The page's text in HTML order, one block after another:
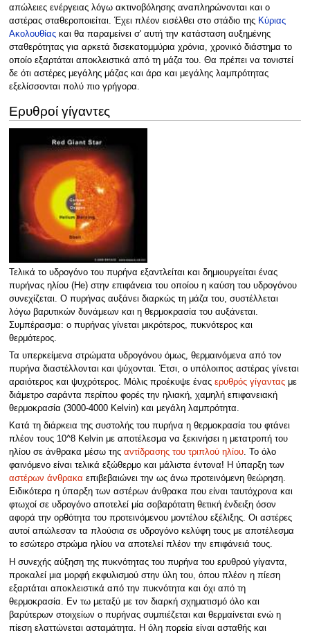
απώλειες ενέργειας λόγω ακτινοβόλησης αναπληρώνονται και ο
αστέρας σταθεροποιείται. Έχει πλέον εισέλθει στο στάδιο της Κύριας
Ακολουθίαςκαι θα παραμείνει σ' αυτή την κατάσταση αυξημένης
σταθερότητας για αρκετά δισεκατομμύρια χρόνια, χρονικό διάστημα το
οποίο εξαρτάται αποκλειστικά από τη μάζα του. Θα πρέπει να τονιστεί
δε ότι αστέρες μεγάλης μάζας και άρα και μεγάλης λαμπρότητας
εξελίσσονται πολύ πιο γρήγορα.
Ερυθροί γίγαντες
Τελικά το υδρογόνο του πυρήνα εξαντλείται και δημιουργείται ένας
πυρήνας ηλίου (He) στην επιφάνεια του οποίου η καύση του υδρογόνου
συνεχίζεται. Ο πυρήνας αυξάνει διαρκώς τη μάζα του, συστέλλεται
λόγω βαρυτικών δυνάμεων και η θερμοκρασία του αυξάνεται.
Συμπέρασμα: ο πυρήνας γίνεται μικρότερος, πυκνότερος και
θερμότερος.
Τα υπερκείμενα στρώματα υδρογόνου όμως, θερμαινόμενα από τον
πυρήνα διαστέλλονται και ψύχονται. Έτσι, ο υπόλοιπος αστέρας γίνεται
αραιότερος και ψυχρότερος. Μόλις προέκυψε ένας ερυθρός γίγαντας με
διάμετρο σαράντα περίπου φορές την ηλιακή, χαμηλή επιφανειακή
θερμοκρασία (3000-4000 Kelvin) και μεγάλη λαμπρότητα.
Κατά τη διάρκεια της συστολής του πυρήνα η θερμοκρασία του φτάνει
πλέον τους 10^8 Kelvin με αποτέλεσμα να ξεκινήσει η μετατροπή του
ηλίου σε άνθρακα μέσω της αντίδρασης του τριπλού ηλίου. Το όλο
φαινόμενο είναι τελικά εξώθερμο και μάλιστα έντονα! Η ύπαρξη των
αστέρων άνθρακα επιβεβαιώνει την ως άνω προτεινόμενη θεώρηση.
Ειδικότερα η ύπαρξη των αστέρων άνθρακα που είναι ταυτόχρονα και
φτωχοί σε υδρογόνο αποτελεί μία σοβαρότατη θετική ένδειξη όσον
αφορά την ορθότητα του προτεινόμενου μοντέλου εξέλιξης. Οι αστέρες
αυτοί απώλεσαν τα πλούσια σε υδρογόνο κελύφη τους με αποτέλεσμα
το εσώτερο στρώμα ηλίου να αποτελεί πλέον την επιφάνειά τους.
Η συνεχής αύξηση της πυκνότητας του πυρήνα του ερυθρού γίγαντα,
προκαλεί μια μορφή εκφυλισμού στην ύλη του, όπου πλέον η πίεση
εξαρτάται αποκλειστικά από την πυκνότητα και όχι από τη
θερμοκρασία. Εν τω μεταξύ με τον διαρκή σχηματισμό όλο και
βαρύτερων στοιχείων ο πυρήνας συμπιέζεται και θερμαίνεται ενώ η
πίεση ελαττώνεται ασταμάτητα. Η όλη πορεία είναι ασταθής και